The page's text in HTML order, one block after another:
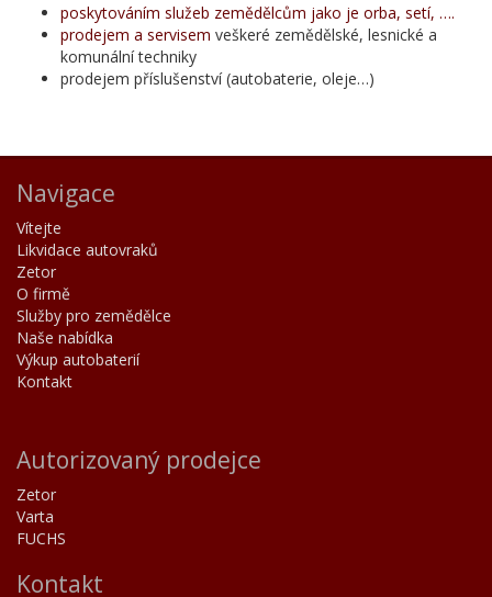
poskytováním služeb zemědělcům jako je orba, setí, ….
prodejem a servisem veškeré zemědělské, lesnické a
komunální techniky
prodejem příslušenství (autobaterie, oleje…)
Navigace
Vítejte
Likvidace autovraků
Zetor
O firmě
Služby pro zemědělce
Naše nabídka
Výkup autobaterií
Kontakt
Autorizovaný prodejce
Zetor
Varta
FUCHS
Kontakt